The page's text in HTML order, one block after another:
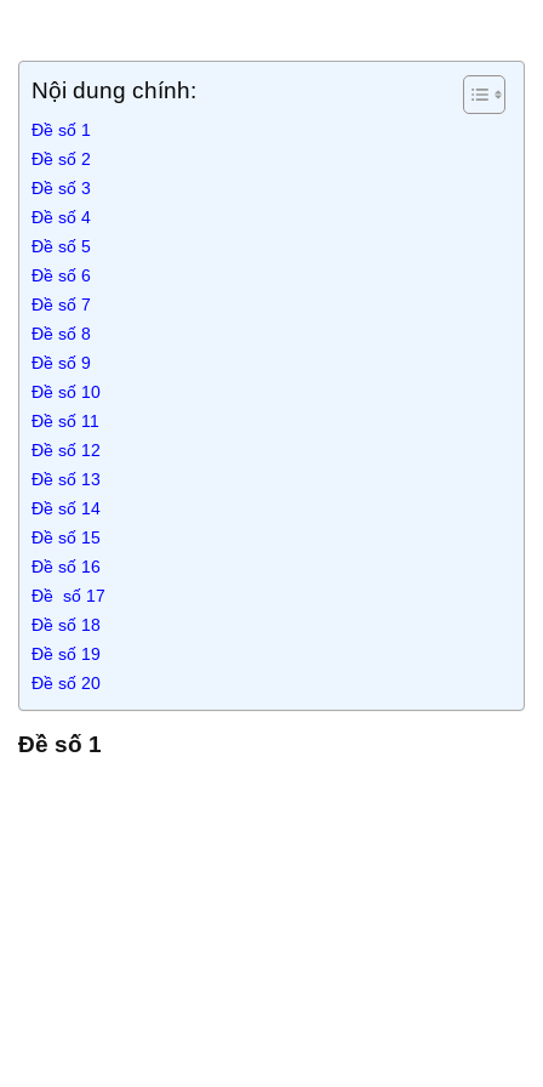
Nội dung chính:
Đề số 1
Đề số 2
Đề số 3
Đề số 4
Đề số 5
Đề số 6
Đề số 7
Đề số 8
Đề số 9
Đề số 10
Đề số 11
Đề số 12
Đề số 13
Đề số 14
Đề số 15
Đề số 16
Đề số 17
Đề số 18
Đề số 19
Đề số 20
Đề số 1